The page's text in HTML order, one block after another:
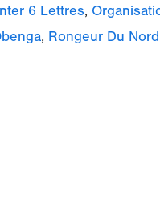
6 Lettres,
, Rongeur Du